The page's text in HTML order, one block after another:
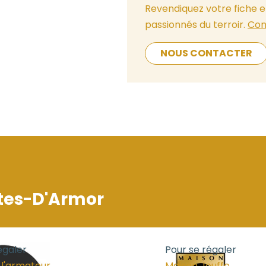
Revendiquez votre fiche
passionnés du terroir.
NOUS CONTACTER
D'Armor
Pour se régaler